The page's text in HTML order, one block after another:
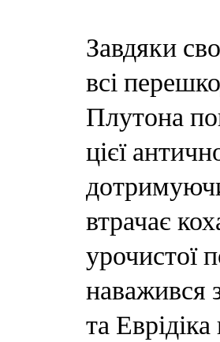
Завдяки
всі
Плутона
цієї
втрачає
урочистої
наважився
та